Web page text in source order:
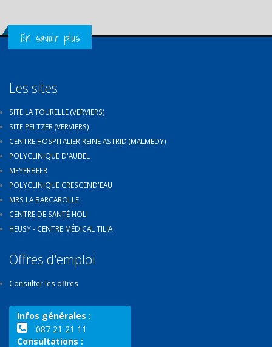
Get in Touch
En savoir plus
Les sites
SITE LA TOURELLE (VERVIERS)
SITE PELTZER (VERVIERS)
CENTRE HOSPITALIER REINE ASTRID (MALMEDY)
POLYCLINIQUE D'AUBEL
MEYERBEER
POLYCLINIQUE CRESCEND'EAU
MRS LA BARCAROLLE
CENTRE DE SANTÉ HOLI
HEUSY - CENTRE MÉDICAL TILIA
Offres d'emploi
Consulter les offres
Infos générales :
087 21 21 11
Consultations :